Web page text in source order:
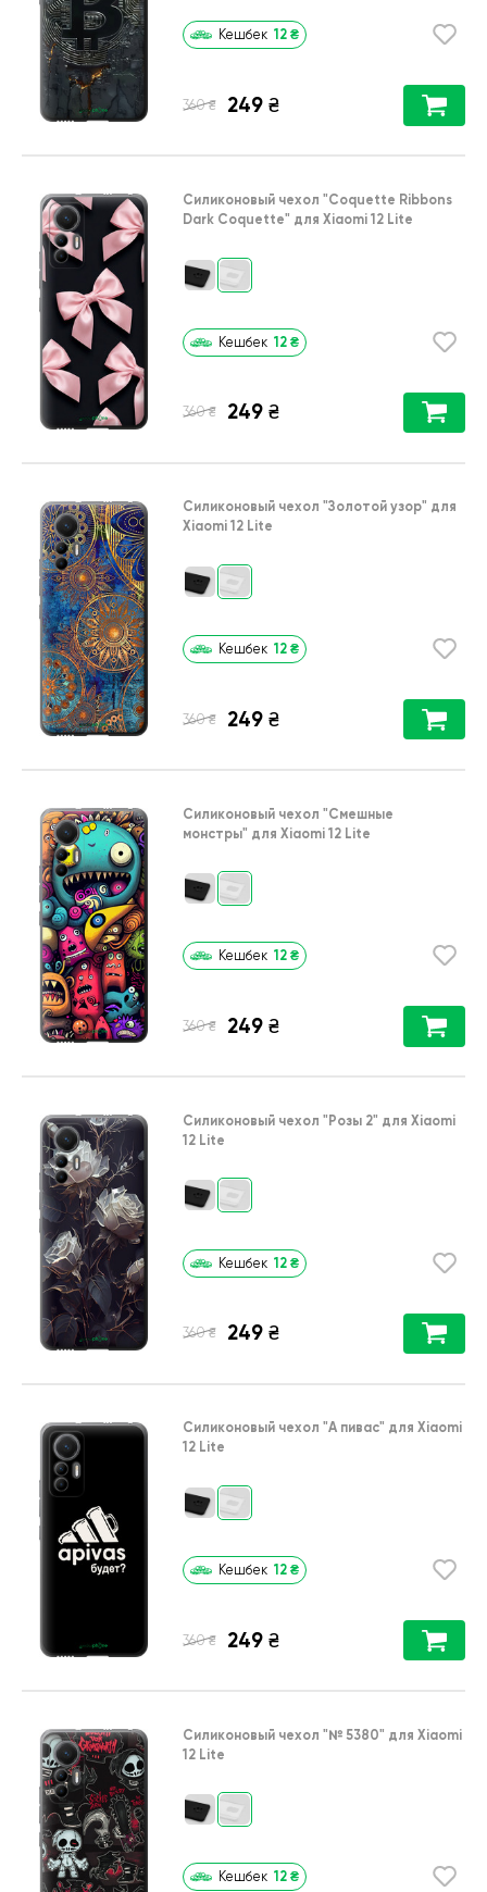
Кешбек 12 ₴
360 ₴ 249 ₴
Силиконовый чехол "Coquette Ribbons
Dark Coquette" для Xiaomi 12 Lite
Кешбек 12 ₴
360 ₴ 249 ₴
Силиконовый чехол "Золотой узор" для
Xiaomi 12 Lite
Кешбек 12 ₴
360 ₴ 249 ₴
Силиконовый чехол "Cмешные
монстры" для Xiaomi 12 Lite
Кешбек 12 ₴
360 ₴ 249 ₴
Силиконовый чехол "Розы 2" для Xiaomi
12 Lite
Кешбек 12 ₴
360 ₴ 249 ₴
Силиконовый чехол "А пивас" для Xiaomi
12 Lite
Кешбек 12 ₴
360 ₴ 249 ₴
Силиконовый чехол "№ 5380" для Xiaomi
12 Lite
Кешбек 12 ₴